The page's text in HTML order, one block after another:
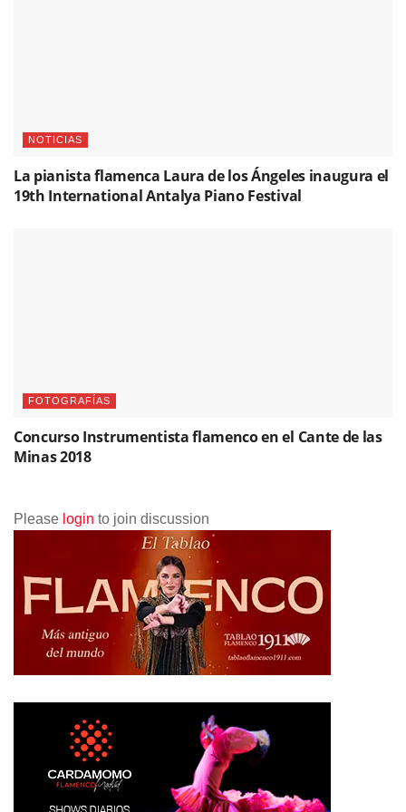
NOTICIAS
La pianista flamenca Laura de los Ángeles inaugura el
19th International Antalya Piano Festival
FOTOGRAFÍAS
Concurso Instrumentista flamenco en el Cante de las
Minas 2018
Please login to join discussion